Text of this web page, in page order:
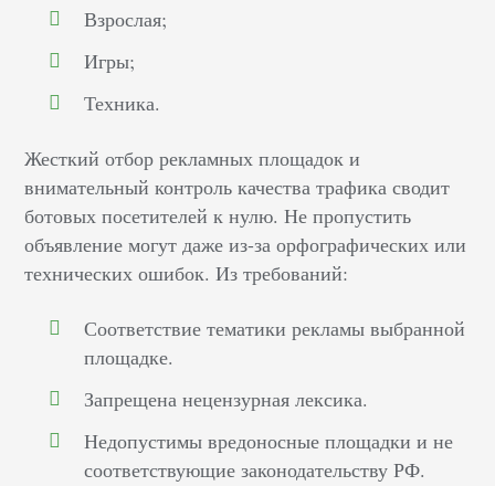
Взрослая;
Игры;
Техника.
Жесткий отбор рекламных площадок и
внимательный контроль качества трафика сводит
ботовых посетителей к нулю. Не пропустить
объявление могут даже из-за орфографических или
технических ошибок. Из требований:
Соответствие тематики рекламы выбранной
площадке.
Запрещена нецензурная лексика.
Недопустимы вредоносные площадки и не
соответствующие законодательству РФ.